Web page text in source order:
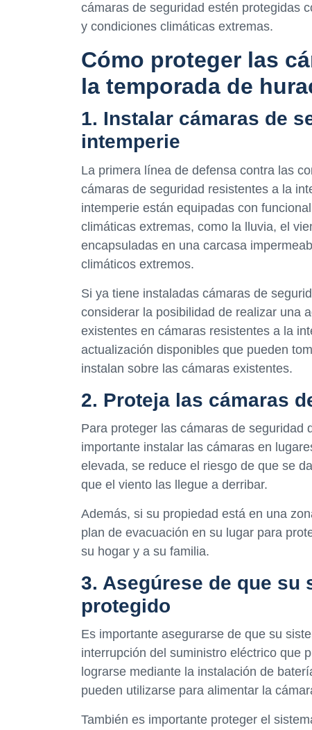
cámaras de seguridad estén protegidas
y condiciones climáticas extremas.
Cómo proteger las
la temporada de
1. Instalar cámaras de
intemperie
La primera línea de defensa contra las
cámaras de seguridad resistentes a la
intemperie están equipadas con
climáticas extremas, como la lluvia, el
encapsuladas en una carcasa
climáticos extremos.
Si ya tiene instaladas cámaras de
considerar la posibilidad de realizar una
existentes en cámaras resistentes a la
actualización disponibles que pueden
instalan sobre las cámaras existentes.
2. Proteja las cámaras
Para proteger las cámaras de seguridad
importante instalar las cámaras en
elevada, se reduce el riesgo de que se
que el viento las llegue a derribar.
Además, si su propiedad está en una
plan de evacuación en su lugar para
su hogar y a su familia.
3. Asegúrese de que su
protegido
Es importante asegurarse de que su
interrupción del suministro eléctrico que
lograrse mediante la instalación de
pueden utilizarse para alimentar la
También es importante proteger el